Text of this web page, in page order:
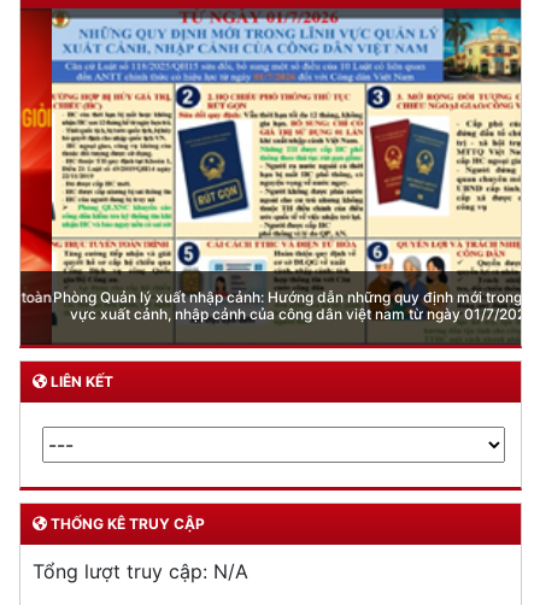
Phòng Quản lý xuất nhập cảnh: Hướng dẫn những quy định mới trong lĩnh
vực xuất cảnh, nhập cảnh của công dân việt nam từ ngày 01/7/2026
LIÊN KẾT
THỐNG KÊ TRUY CẬP
Tổng lượt truy cập: N/A